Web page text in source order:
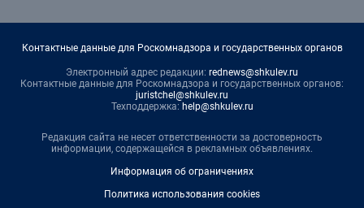
Контактные данные для Роскомнадзора и государственных органов
Электронный адрес редакции: rednews@shkulev.ru
Контактные данные для Роскомнадзора и государственных органов:
juristchel@shkulev.ru
Техподдержка: help@shkulev.ru
Редакция сайта не несет ответственности за достоверность
информации, содержащейся в рекламных объявлениях.
Информация об ограничениях
Политика использования cookies